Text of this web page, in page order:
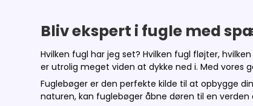
Bliv ekspert i fugle med
Hvilken fugl har jeg set? Hvilken fugl fløjter,
er utrolig meget viden at dykke ned i. Med
Fuglebøger er den perfekte kilde til at opbygge
naturen, kan fuglebøger åbne døren til en